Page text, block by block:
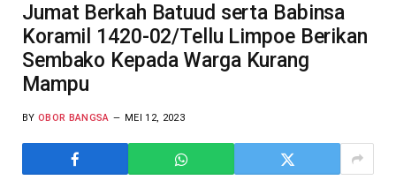
Jumat Berkah Batuud serta Babinsa
Koramil 1420-02/Tellu Limpoe Berikan
Sembako Kepada Warga Kurang
Mampu
BY OBOR BANGSA MEI 12, 2023